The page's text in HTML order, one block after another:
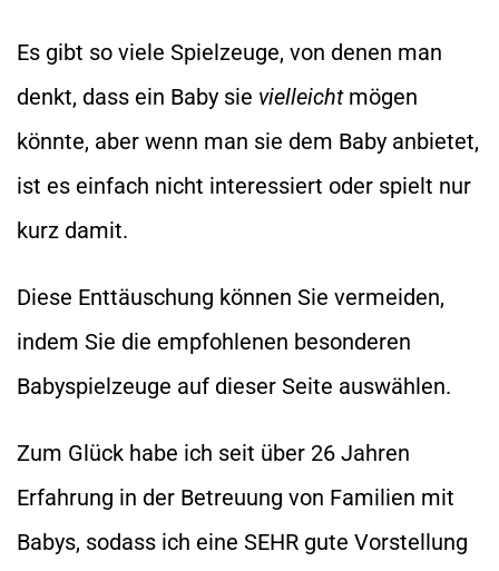
Es gibt so viele Spielzeuge, von denen man
denkt, dass ein Baby sie vielleichtmögen
könnte, aber wenn man sie dem Baby anbietet,
ist es einfach nicht interessiert oder spielt nur
kurz damit.
Diese Enttäuschung können Sie vermeiden,
indem Sie die empfohlenen besonderen
Babyspielzeuge auf dieser Seite auswählen.
Zum Glück habe ich seit über 26 Jahren
Erfahrung in der Betreuung von Familien mit
Babys, sodass ich eine SEHR gute Vorstellung